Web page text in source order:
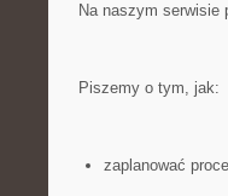
Na naszym serwisie
Piszemy o tym, jak:
zaplanować